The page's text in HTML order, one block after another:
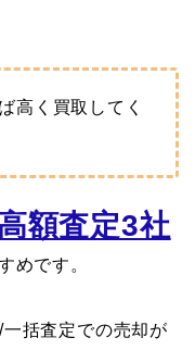
高く買取してく
額査定3社
めです。
括査定での売却が